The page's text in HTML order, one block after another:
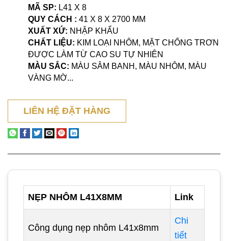
MÃ SP: L41 X 8
QUY CÁCH : 41 X 8 X 2700 MM
XUẤT XỨ: NHẬP KHẨU
CHẤT LIỆU: KIM LOẠI NHÔM, MẶT CHỐNG TRƠN
ĐƯỢC LÀM TỪ CAO SU TỰ NHIÊN
MÀU SẮC: MÀU SÂM BANH, MÀU NHÔM, MÀU
VÀNG MỜ...
LIÊN HỆ ĐẶT HÀNG
NẸP NHÔM L41X8MM Link
Công dụng nẹp nhôm L41x8mm
Chi
tiết